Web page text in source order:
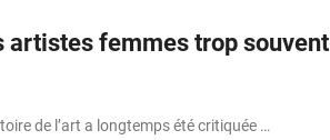
artistes femmes trop souvent
de l’art a longtemps été critiquée …